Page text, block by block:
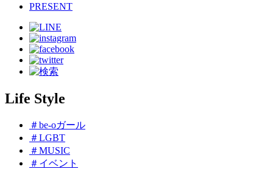
PRESENT
Life Style
＃be-oガール
＃LGBT
＃MUSIC
＃イベント